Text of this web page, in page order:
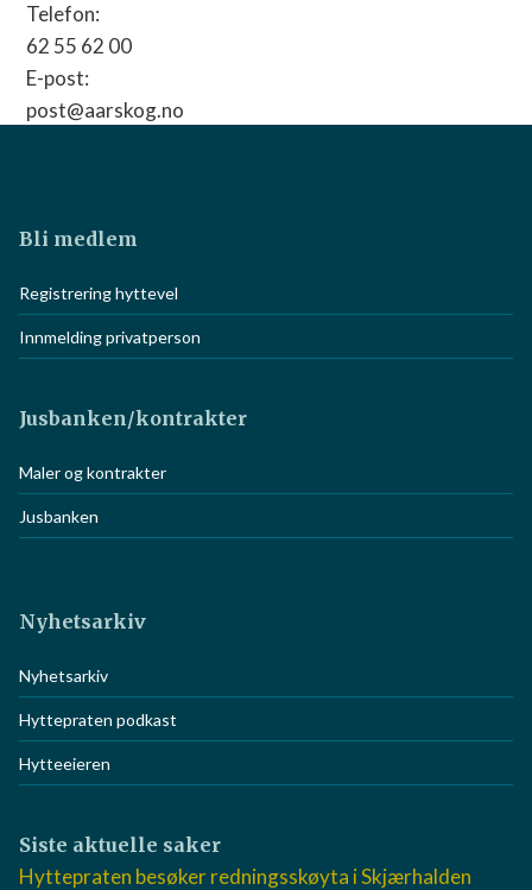
Telefon:
62 55 62 00
E-post:
post@aarskog.no
Bli medlem
Registrering hyttevel
Innmelding privatperson
Jusbanken/kontrakter
Maler og kontrakter
Jusbanken
Nyhetsarkiv
Nyhetsarkiv
Hyttepraten podkast
Hytteeieren
Siste aktuelle saker
Hyttepraten besøker redningsskøyta i Skjærhalden